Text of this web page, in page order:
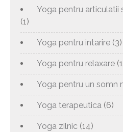
Yoga pentru articulatii
(1)
Yoga pentru intarire (3)
Yoga pentru relaxare
Yoga pentru un somn
Yoga terapeutica (6)
Yoga zilnic (14)